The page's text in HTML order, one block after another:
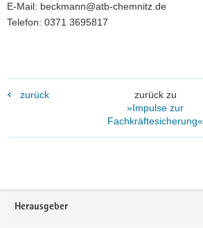
E-Mail: beckmann@atb-chemnitz.de
Telefon: 0371 3695817
zurück
zurück zu
»Impulse zur
Fachkräftesicherung«
Footer-
Herausgeber